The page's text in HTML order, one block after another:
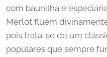
com baunilha e
Merlot fluem
pois trata-se de um
populares que sempre